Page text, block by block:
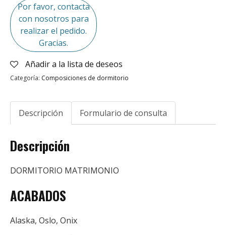
Por favor, contacta
con nosotros para
realizar el pedido.
Gracias.
Añadir a la lista de deseos
Categoría: Composiciones de dormitorio
Descripción Formulario de consulta
Descripción
DORMITORIO MATRIMONIO
ACABADOS
Alaska, Oslo, Onix